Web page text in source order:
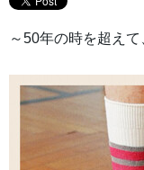
～50年の時を超え